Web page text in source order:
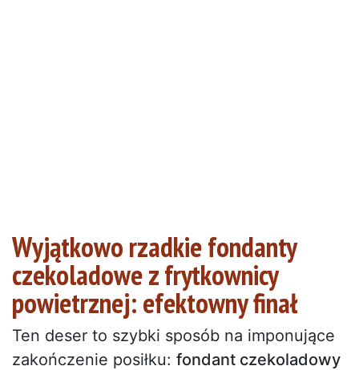
Wyjątkowo rzadkie fondanty
czekoladowe z frytkownicy
powietrznej: efektowny finał
Ten deser to szybki sposób na imponujące
zakończenie posiłku: fondant czekoladowy